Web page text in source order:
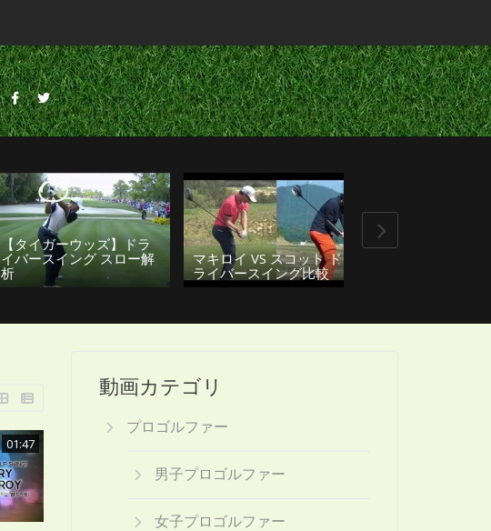
【タイガーウッズ】ドラ
イバースイング スロー解
析
マキロイ VS スコット ド
ライバースイング比較
01:47
動画カテゴリ
プロゴルファー
男子プロゴルファー
女子プロゴルファー